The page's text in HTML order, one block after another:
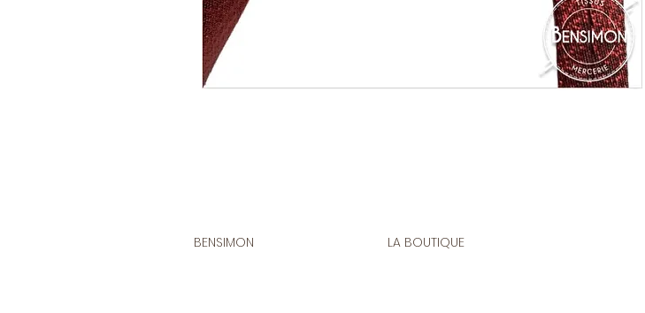
BENSIMON LA BOUTIQUE